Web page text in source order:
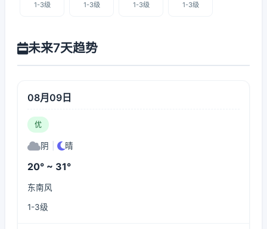
1-3级 1-3级 1-3级 1-3级
未来7天趋势
08月09日
优
阴 晴
20° ~ 31°
东南风
1-3级